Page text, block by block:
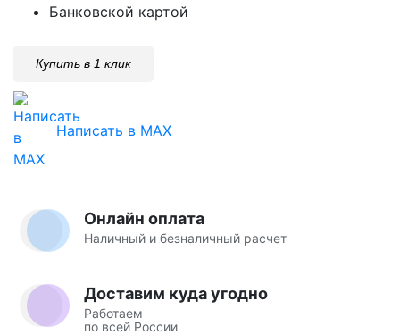
Банковской картой
Купить в 1 клик
Написать в MAX
Онлайн оплата
Наличный и безналичный расчет
Доставим куда угодно
Работаем
по всей России